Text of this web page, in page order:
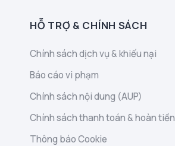
HỖ TRỢ & CHÍNH SÁCH
Chính sách dịch vụ & khiếu nại
Báo cáo vi phạm
Chính sách nội dung (AUP)
Chính sách thanh toán & hoàn tiền
Thông báo Cookie